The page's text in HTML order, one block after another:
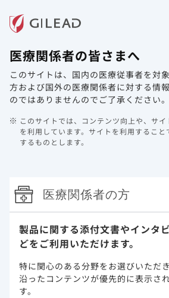
ホーム 製品情報
関節リウマチ
最新学術情報
RA領域に関する学術論⽂を閲覧いた
解説動画
医療関係者の皆さまへ
このサイトは、国内の医療従事者を対象
方および国外の医療関係者に対する情
のではありませんのでご了承ください。
このサイトでは、コンテンツ向上や、サ
を利用しています。 サイトを利用するこ
するものとします。
医療関係者の方
製品に関する添付文書やインタ
どをご利用いただけます。
特に関心のある分野をお選びいただき
沿ったコンテンツが優先的に表示さ
す。